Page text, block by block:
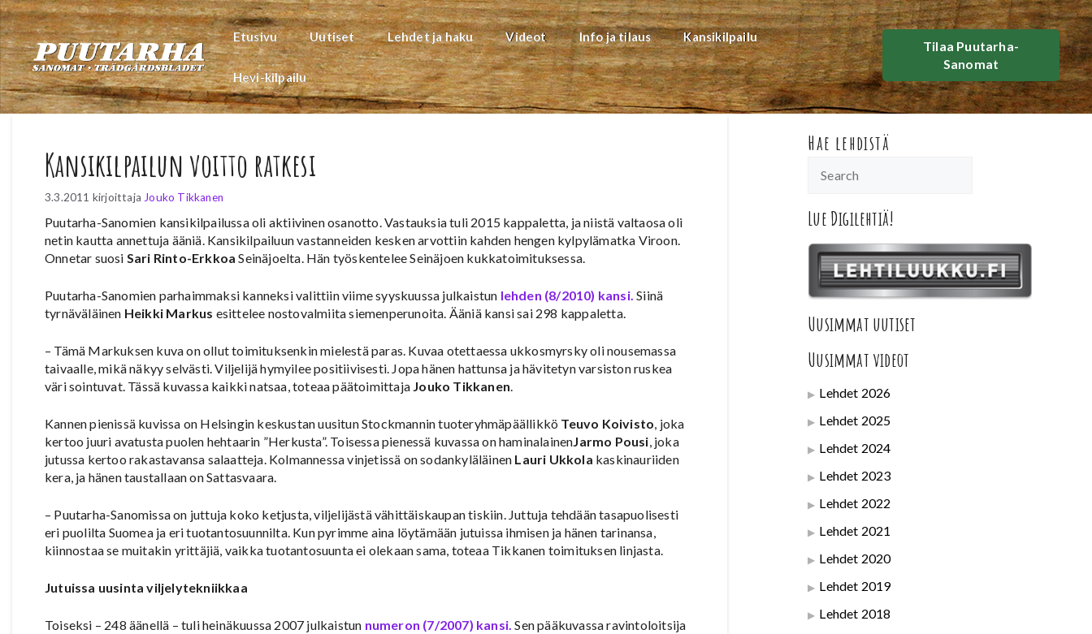
Siirry
sisältöön
Etusivu Uutiset Lehdet ja haku Videot Info ja tilaus Kansikilpailu
Hevi-kilpailu
Tilaa Puutarha-
Sanomat
Kansikilpailun voitto ratkesi
3.3.2011 kirjoittaja Jouko Tikkanen
Puutarha-Sanomien kansikilpailussa oli aktiivinen osanotto. Vastauksia tuli 2015 kappaletta, ja niistä valtaosa oli
netin kautta annettuja ääniä. Kansikilpailuun vastanneiden kesken arvottiin kahden hengen kylpylämatka Viroon.
Onnetar suosi Sari Rinto-Erkkoa Seinäjoelta. Hän työskentelee Seinäjoen kukkatoimituksessa.
Puutarha-Sanomien parhaimmaksi kanneksi valittiin viime syyskuussa julkaistun lehden (8/2010) kansi.Siinä
tyrnäväläinen Heikki Markus esittelee nostovalmiita siemenperunoita. Ääniä kansi sai 298 kappaletta.
– Tämä Markuksen kuva on ollut toimituksenkin mielestä paras. Kuvaa otettaessa ukkosmyrsky oli nousemassa
taivaalle, mikä näkyy selvästi. Viljelijä hymyilee positiivisesti. Jopa hänen hattunsa ja hävitetyn varsiston ruskea
väri sointuvat. Tässä kuvassa kaikki natsaa, toteaa päätoimittaja Jouko Tikkanen
Kannen pienissä kuvissa on Helsingin keskustan uusitun Stockmannin tuoteryhmäpäällikkö Teuvo Koivisto , joka
kertoo juuri avatusta puolen hehtaarin ”Herkusta”. Toisessa pienessä kuvassa on haminalainenJarmo Pousi , joka
jutussa kertoo rakastavansa salaatteja. Kolmannessa vinjetissä on sodankyläläinen Lauri Ukkola kaskinauriiden
kera, ja hänen taustallaan on Sattasvaara.
– Puutarha-Sanomissa on juttuja koko ketjusta, viljelijästä vähittäiskaupan tiskiin. Juttuja tehdään tasapuolisesti
eri puolilta Suomea ja eri tuotantosuunnilta. Kun pyrimme aina löytämään jutuissa ihmisen ja hänen tarinansa,
kiinnostaa se muitakin yrittäjiä, vaikka tuotantosuunta ei olekaan sama, toteaa Tikkanen toimituksen linjasta.
Jutuissa uusinta viljelytekniikkaa
Toiseksi – 248 äänellä – tuli heinäkuussa 2007 julkaistun numeron (7/2007) kansi. Sen pääkuvassa ravintoloitsija
Hae lehdistä
Lue Digilehtiä!
Uusimmat uutiset
Uusimmat videot
Lehdet 2026
Lehdet 2025
Lehdet 2024
Lehdet 2023
Lehdet 2022
Lehdet 2021
Lehdet 2020
Lehdet 2019
Lehdet 2018